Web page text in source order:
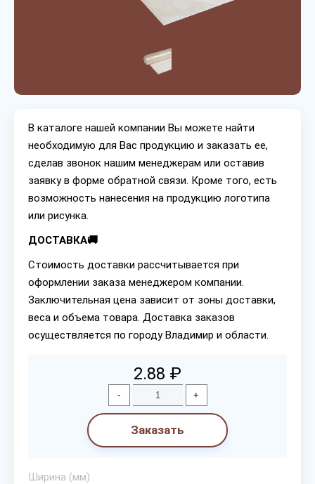
В каталоге нашей компании Вы можете найти
необходимую для Вас продукцию и заказать ее,
сделав звонок нашим менеджерам или оставив
заявку в форме обратной связи. Кроме того, есть
возможность нанесения на продукцию логотипа
или рисунка.
ДОСТАВКА🚚
Стоимость доставки рассчитывается при
оформлении заказа менеджером компании.
Заключительная цена зависит от зоны доставки,
веса и объема товара. Доставка заказов
осуществляется по городу Владимир и области.
2.88 ₽
- +
Заказать
Ширина (мм)